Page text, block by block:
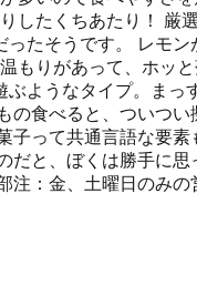
たくちあたり！ 厳
たそうです。 レモ
もりがあって、ホッ
ようなタイプ。まっ
食べると、ついつ
って共通言語な要
と、ぼくは勝手に
：金、土曜日のみ